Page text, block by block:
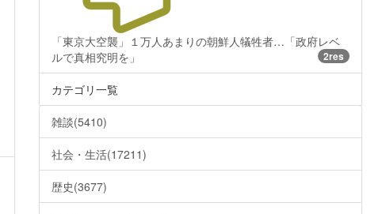
「東京大空襲」１万人あまりの朝鮮人犠牲者…「政府レベ
ルで真相究明を」
2res
カテゴリ一覧
雑談(5410)
社会・生活(17211)
歴史(3677)